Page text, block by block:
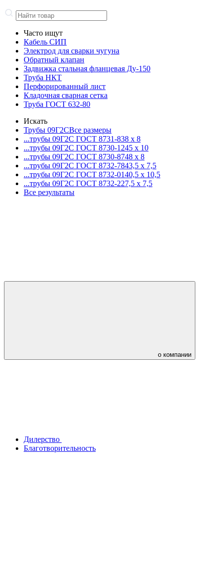
Часто ищут
Кабель СИП
Электрод для сварки чугуна
Обратный клапан
Задвижка стальная фланцевая Ду-150
Труба НКТ
Перфорированный лист
Кладочная сварная сетка
Труба ГОСТ 632-80
Искать
Трубы 09Г2СВсе размеры
...трубы 09Г2С ГОСТ 8731-838 x 8
...трубы 09Г2С ГОСТ 8730-1245 x 10
...трубы 09Г2С ГОСТ 8730-8748 x 8
...трубы 09Г2С ГОСТ 8732-7843,5 x 7,5
...трубы 09Г2С ГОСТ 8732-0140,5 x 10,5
...трубы 09Г2С ГОСТ 8732-227,5 x 7,5
Все результаты
о компании
Дилерство
Благотворительность